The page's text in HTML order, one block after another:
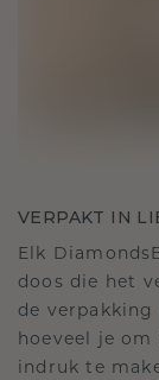
VERPAKT IN
Elk
doos die het
de
hoeveel je om
indruk te